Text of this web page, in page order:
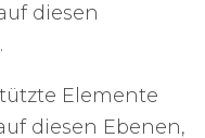
diesen
Elemente
diesen Ebenen,